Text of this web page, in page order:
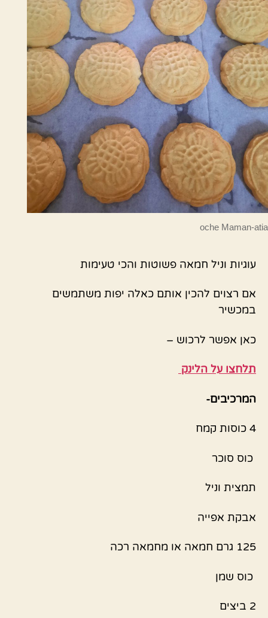
oche Maman-atia
עוגיות וניל חמאה פשוטות והכי טעימות
אם רצוים להכין אותם כאלה יפות משתמשים
במכשיר
כאן אפשר לרכוש –
תלחצו על הלינק
המרכיבים-
4 כוסות קמח
כוס סוכר
תמצית וניל
אבקת אפייה
125 גרם חמאה או מחמאה רכה
כוס שמן
2 ביצים